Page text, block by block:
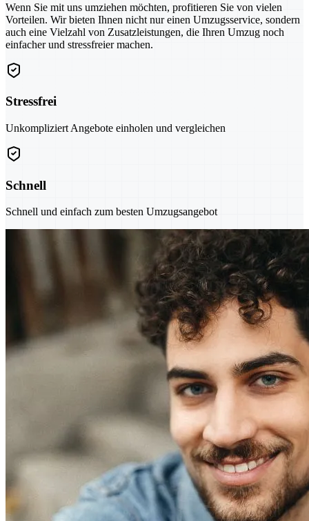
Wenn Sie mit uns umziehen möchten, profitieren Sie von vielen
Vorteilen. Wir bieten Ihnen nicht nur einen Umzugsservice, sondern
auch eine Vielzahl von Zusatzleistungen, die Ihren Umzug noch
einfacher und stressfreier machen.
Stressfrei
Unkompliziert Angebote einholen und vergleichen
Schnell
Schnell und einfach zum besten Umzugsangebot